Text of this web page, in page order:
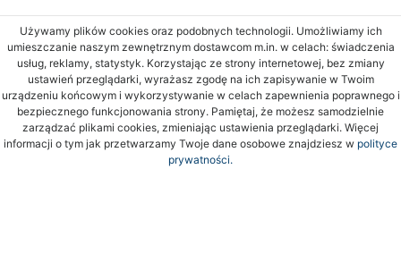
Używamy plików cookies oraz podobnych technologii. Umożliwiamy ich
umieszczanie naszym zewnętrznym dostawcom m.in. w celach: świadczenia
usług, reklamy, statystyk. Korzystając ze strony internetowej, bez zmiany
ustawień przeglądarki, wyrażasz zgodę na ich zapisywanie w Twoim
urządzeniu końcowym i wykorzystywanie w celach zapewnienia poprawnego i
bezpiecznego funkcjonowania strony. Pamiętaj, że możesz samodzielnie
zarządzać plikami cookies, zmieniając ustawienia przeglądarki. Więcej
informacji o tym jak przetwarzamy Twoje dane osobowe znajdziesz w polityce
prywatności.